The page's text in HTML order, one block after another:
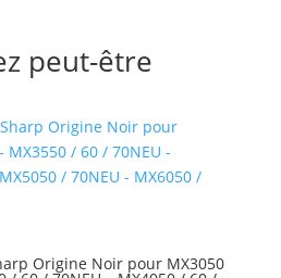
peut-être
Origine Noir pour MX3050